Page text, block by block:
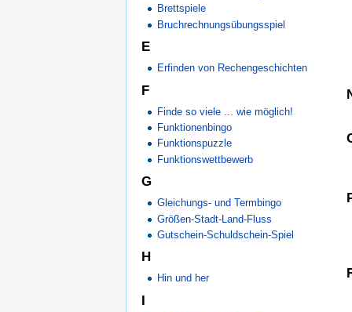
Brettspiele
Bruchrechnungsübungsspiel
E
Erfinden von Rechengeschichten
F
Finde so viele ... wie möglich!
Funktionenbingo
Funktionspuzzle
Funktionswettbewerb
G
Gleichungs- und Termbingo
Größen-Stadt-Land-Fluss
Gutschein-Schuldschein-Spiel
H
Hin und her
I